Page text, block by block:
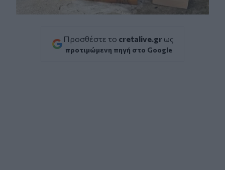
Προσθέστε το cretalive.gr ως
προτιμώμενη πηγή στο Google